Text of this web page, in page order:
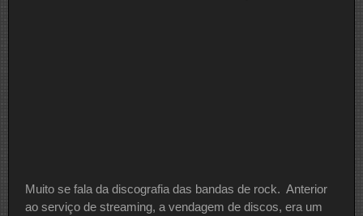
Muito se fala da discografia das bandas de rock. Anterior
ao serviço de streaming, a vendagem de discos, era um